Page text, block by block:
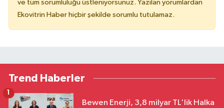
ve tüm sorumluluğu üstleniyorsunuz. Yazılan yorumlardan
Ekovitrin Haber hiçbir şekilde sorumlu tutulamaz.
Trend Haberler
Bewen Enerji, 3,8 milyar TL'lik Halka
1